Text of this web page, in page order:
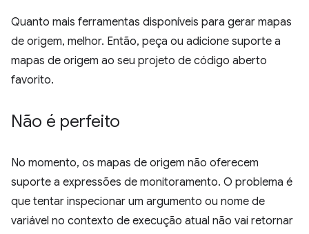
Quanto mais ferramentas disponíveis para gerar mapas
de origem, melhor. Então, peça ou adicione suporte a
mapas de origem ao seu projeto de código aberto
favorito.
Não é perfeito
No momento, os mapas de origem não oferecem
suporte a expressões de monitoramento. O problema é
que tentar inspecionar um argumento ou nome de
variável no contexto de execução atual não vai retornar